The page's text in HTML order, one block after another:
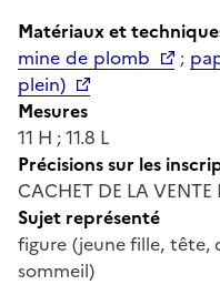
Matériaux et
mine de plomb
;
plein)
Mesures
11 H ; 11.8 L
Précisions sur les
CACHET DE LA VENTE
Sujet représenté
figure (jeune fille, tête,
sommeil)